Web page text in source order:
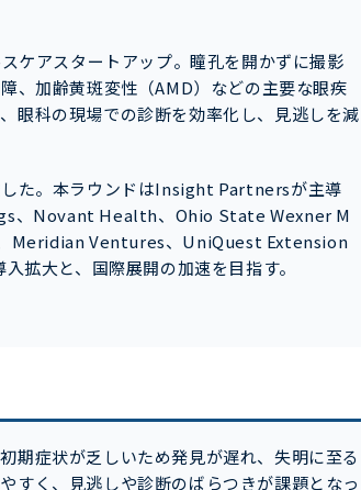
ケアスタートアップ。瞳孔を開かずに撮影
、加齢黄斑変性（AMD）などの主要な眼疾
眼科の現場での診断を効率化し、見逃しを減
た。本ラウンドはInsight Partnersが主導
Novant Health、Ohio State Wexner M
Meridian Ventures、UniQuest Extension
拡大と、国際展開の加速を目指す。
期症状が乏しいため発見が遅れ、失明に至る
すく、見逃しや診断のばらつきが課題となっ